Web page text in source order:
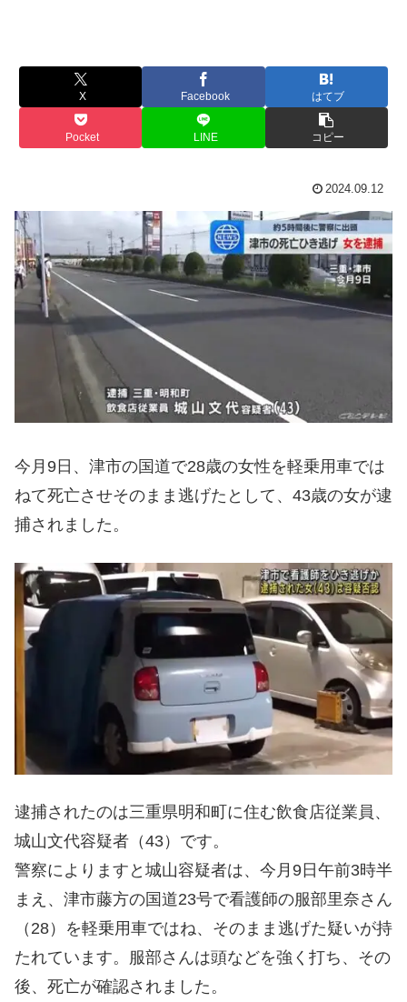
X Facebook はてブ
Pocket LINE コピー
2024.09.12
今月9日、津市の国道で28歳の女性を軽乗用車では
ねて死亡させそのまま逃げたとして、43歳の女が逮
捕されました。
逮捕されたのは三重県明和町に住む飲食店従業員、
城山文代容疑者（43）です。
警察によりますと城山容疑者は、今月9日午前3時半
まえ、津市藤方の国道23号で看護師の服部里奈さん
（28）を軽乗用車ではね、そのまま逃げた疑いが持
たれています。服部さんは頭などを強く打ち、その
後、死亡が確認されました。